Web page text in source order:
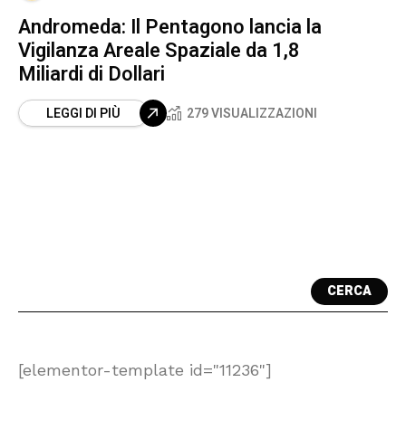
Andromeda: Il Pentagono lancia la
Vigilanza Areale Spaziale da 1,8
Miliardi di Dollari
LEGGI DI PIÙ 279 VISUALIZZAZIONI
CERCA
[elementor-template id="11236"]